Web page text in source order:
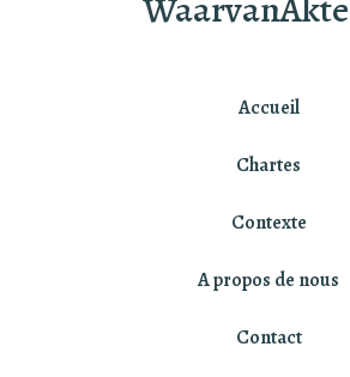
Accueil
Chartes
Contexte
A propos de nous
Contact